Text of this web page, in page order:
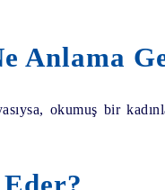
Anlama
okumuş bir